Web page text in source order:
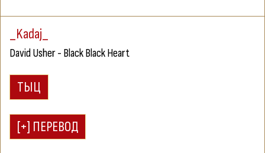
_Kadaj_
David Usher - Black Black Heart